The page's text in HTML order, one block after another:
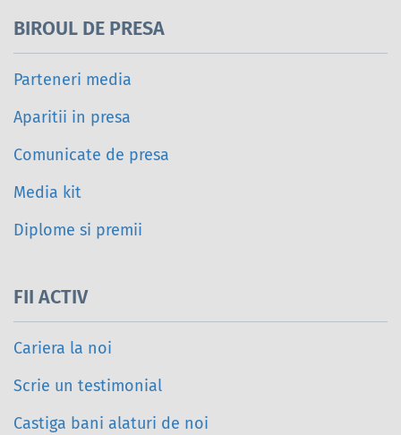
BIROUL DE PRESA
Parteneri media
Aparitii in presa
Comunicate de presa
Media kit
Diplome si premii
FII ACTIV
Cariera la noi
Scrie un testimonial
Castiga bani alaturi de noi